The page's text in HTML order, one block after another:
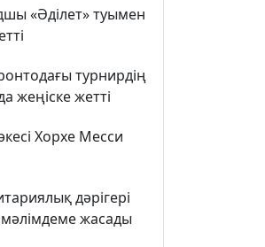
«Әділет» туымен
турнирдің
жеңіске жетті
Хорхе Месси
дәрігері
жасады